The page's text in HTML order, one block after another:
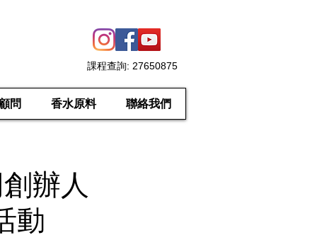
課程查詢: 27650875
問 香水原料 聯絡我們
辦人
動